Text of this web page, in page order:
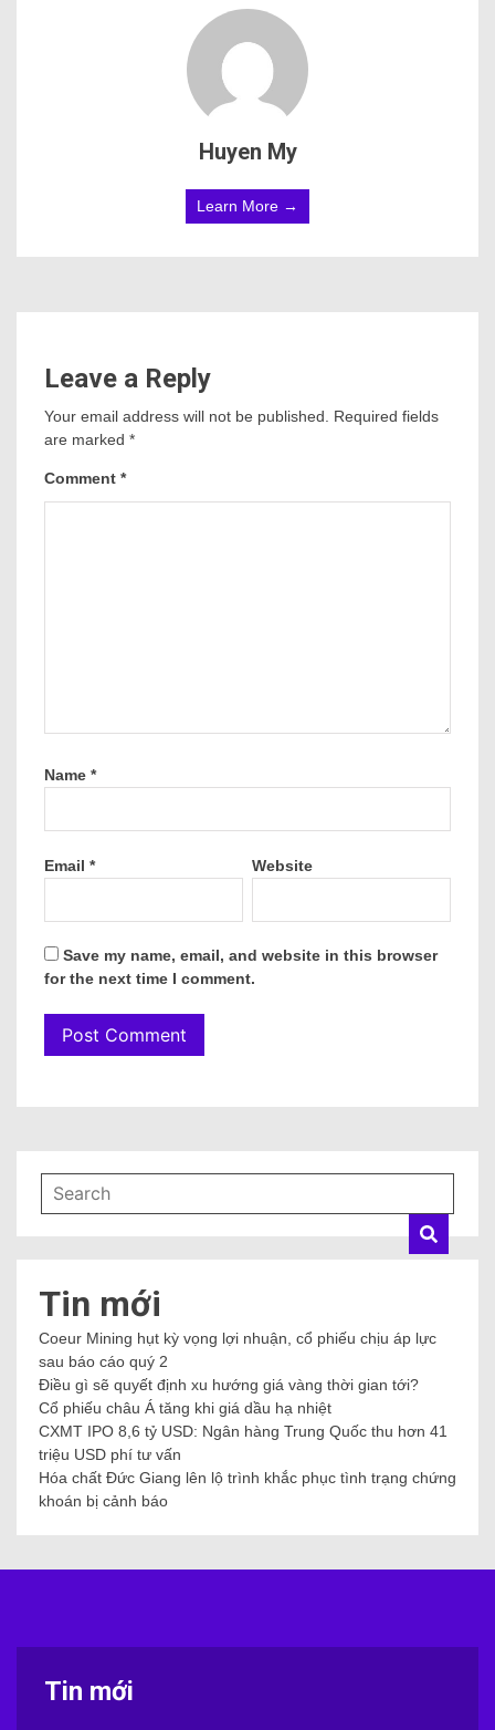
Huyen My
Learn More →
Leave a Reply
Your email address will not be published. Required fields
are marked *
Comment *
Name *
Email * Website
Save my name, email, and website in this browser
for the next time I comment.
Tin mới
Coeur Mining hụt kỳ vọng lợi nhuận, cổ phiếu chịu áp lực
sau báo cáo quý 2
Điều gì sẽ quyết định xu hướng giá vàng thời gian tới?
Cổ phiếu châu Á tăng khi giá dầu hạ nhiệt
CXMT IPO 8,6 tỷ USD: Ngân hàng Trung Quốc thu hơn 41
triệu USD phí tư vấn
Hóa chất Đức Giang lên lộ trình khắc phục tình trạng chứng
khoán bị cảnh báo
Tin mới